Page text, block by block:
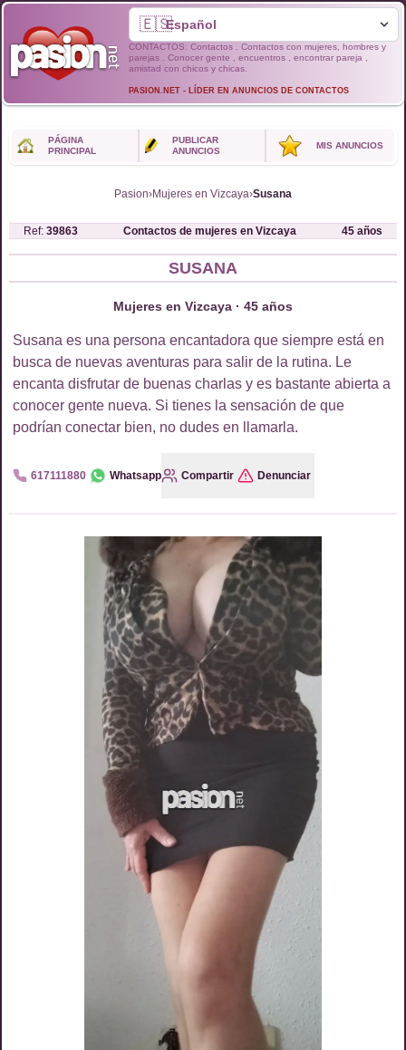
🇪🇸
CONTACTOS: Contactos . Contactos con mujeres, hombres y
parejas . Conocer gente , encuentros , encontrar pareja ,
amistad con chicos y chicas.
PASION.NET - LÍDER EN ANUNCIOS DE CONTACTOS
PÁGINA
PRINCIPAL
PUBLICAR
ANUNCIOS
MIS ANUNCIOS
Pasion›Mujeres en Vizcaya›Susana
Ref: 39863 Contactos de mujeres en Vizcaya 45 años
SUSANA
Mujeres en Vizcaya · 45 años
Susana es una persona encantadora que siempre está en
busca de nuevas aventuras para salir de la rutina. Le
encanta disfrutar de buenas charlas y es bastante abierta a
conocer gente nueva. Si tienes la sensación de que
podrían conectar bien, no dudes en llamarla.
617111880 Whatsapp Compartir Denunciar